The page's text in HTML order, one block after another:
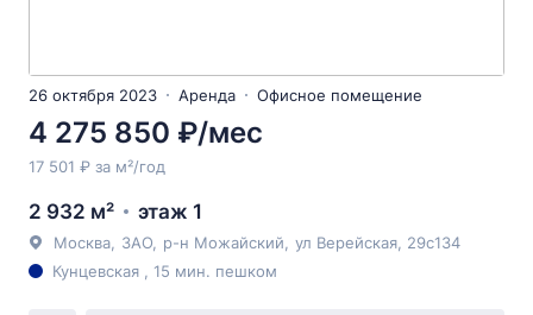
26 октября 2023 Аренда Офисное помещение
4 275 850 ₽/мес
17 501 ₽ за м²/год
2 932 м² этаж 1
Москва ЗАО р-н Можайский ул Верейская , 29с134
Кунцевская , 15 мин. пешком